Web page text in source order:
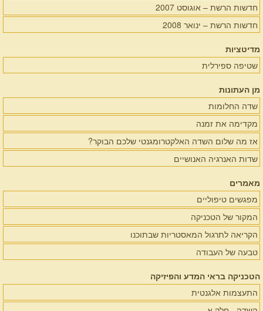
חדשות הרשת – אוגוסט 2007
חדשות הרשת – ינואר 2008
מדיטציות
שטיפה ספירלית
מן העתונות
שדה החלומות
מקדימה את זמנה
אז מה שלום השדה האלקטרומגנטי שלכם הבוקר?
שדות האנרגיה האנושיים
מאמרים
מפגשים טיפוליים
המקור של הטכניקה
הקריאה לתרגול המאסטריות שבתוכנו
טבעה של העבודה
הטכניקה בראי המדע והפיזיקה
התעצמות אלגנטית